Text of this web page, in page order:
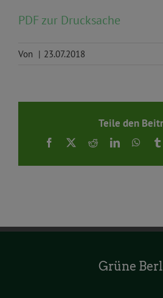
PDF zur Drucksache
Von | 23.07.2018
Teile den
Facebook
X RedditLinkedIn
Grüne